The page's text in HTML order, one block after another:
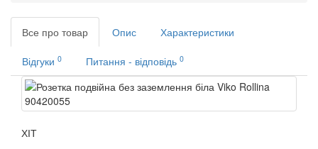
Все про товар Опис Характеристики
Відгуки 0 Питання - відповідь 0
ХІТ